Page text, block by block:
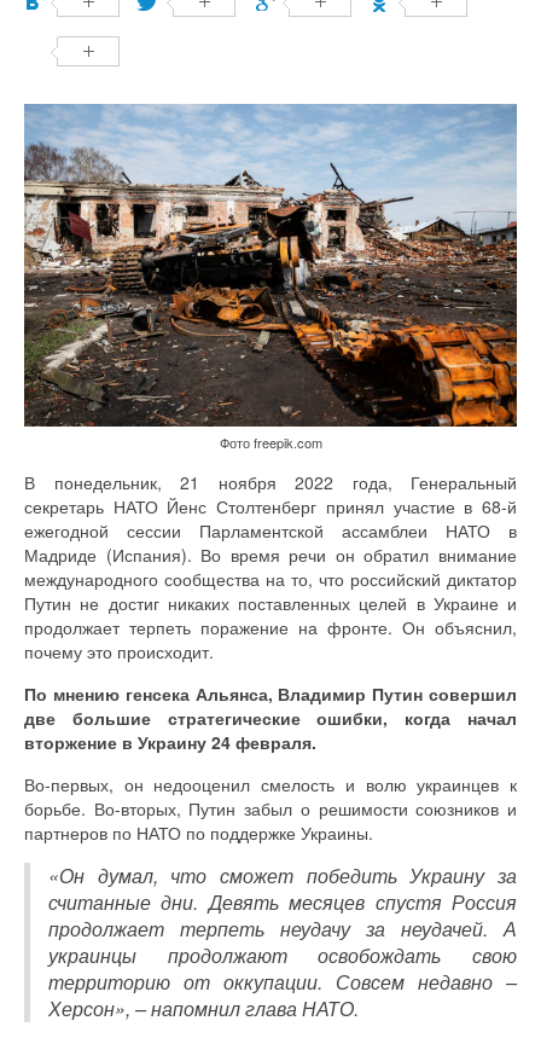
Фото freepik.com
В понедельник, 21 ноября 2022 года, Генеральный
секретарь НАТО Йенс Столтенберг принял участие в 68-й
ежегодной сессии Парламентской ассамблеи НАТО в
Мадриде (Испания). Во время речи он обратил внимание
международного сообщества на то, что российский диктатор
Путин не достиг никаких поставленных целей в Украине и
продолжает терпеть поражение на фронте. Он объяснил,
почему это происходит.
По мнению генсека Альянса, Владимир Путин совершил
две большие стратегические ошибки, когда начал
вторжение в Украину 24 февраля.
Во-первых, он недооценил смелость и волю украинцев к
борьбе. Во-вторых, Путин забыл о решимости союзников и
партнеров по НАТО по поддержке Украины.
«Он думал, что сможет победить Украину за
считанные дни. Девять месяцев спустя Россия
продолжает терпеть неудачу за неудачей. А
украинцы продолжают освобождать свою
территорию от оккупации. Совсем недавно –
Херсон», – напомнил глава НАТО.